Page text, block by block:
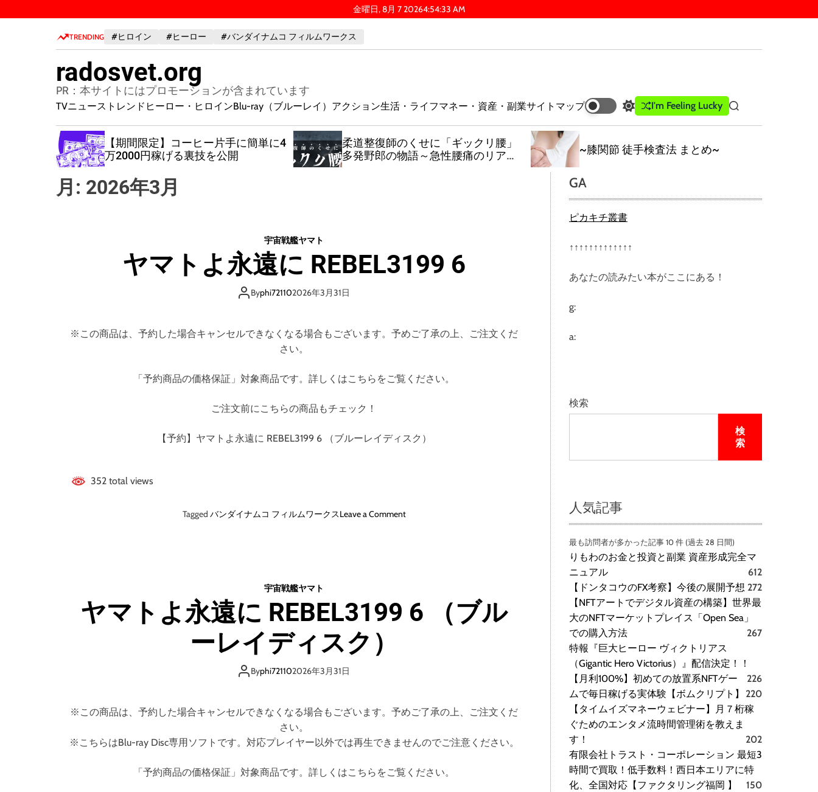
k
金曜日, 8月 7 20264:54:34 AM
TRENDING #ヒロイン #ヒーロー #バンダイナムコ フィルムワークス
radosvet.org
PR：本サイトにはプロモーションが含まれています
TVニューストレンド ヒーロー・ヒロインBlu-ray（ブルーレイ） アクション生活・ライフマネー・資産・副業サイトマップ
S
w
t
o
o
m
e
I'm Feeling Lucky
S
e
【期間限定】コーヒー片手に簡単に4
万2000円稼げる裏技を公開
柔道整復師のくせに「ギックリ腰」
多発野郎の物語～急性腰痛のリアル
~膝関節 徒手検査法 まとめ~
月: 2026年3月
宇宙戦艦ヤマト
ヤマトよ永遠に REBEL3199 6
Byphi721102026年3月31日
※この商品は、予約した場合キャンセルできなくなる場合もございます。予めご了承の上、ご注文くだ
さい。
「予約商品の価格保証」対象商品です。詳しくはこちらをご覧ください。
ご注文前にこちらの商品もチェック！
【予約】ヤマトよ永遠に REBEL3199 6 （ブルーレイディスク）
352 total views
Tagged バンダイナムコ フィルムワークスLeave a Commento
遠
に
1
9
宇宙戦艦ヤマト
ヤマトよ永遠に REBEL3199 6 （ブル
ーレイディスク）
Byphi721102026年3月31日
※この商品は、予約した場合キャンセルできなくなる場合もございます。予めご了承の上、ご注文くだ
さい。
※こちらはBlu-ray Disc専用ソフトです。対応プレイヤー以外では再生できませんのでご注意ください。
「予約商品の価格保証」対象商品です。詳しくはこちらをご覧ください。
GA
ピカキチ叢書
↑↑↑↑↑↑↑↑↑↑↑↑↑
あなたの読みたい本がここにある！
g:
a:
検索
検
索
人気記事
最も訪問者が多かった記事 10 件 (過去 28 日間)
りもわのお金と投資と副業 資産形成完全マ
ニュアル
612
【ドンタコウのFX考察】今後の展開予想 272
【NFTアートでデジタル資産の構築】世界最
大のNFTマーケットプレイス「Open Sea」
での購入方法
267
特報『巨大ヒーロー ヴィクトリアス
（Gigantic Hero Victorius）』配信決定！！
226
【月利100%】初めての放置系NFTゲー
ムで毎日稼げる実体験【ボムクリプト】
220
【タイムイズマネーウェビナー】月７桁稼
ぐためのエンタメ流時間管理術を教えま
す！
202
有限会社トラスト・コーポレーション 最短3
時間で買取！低手数料！西日本エリアに特
化、全国対応【ファクタリング福岡 】
150